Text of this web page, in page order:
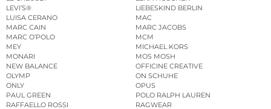
LEVI’S®
LIEBESKIND BERLIN
LUISA CERANO
MAC
MARC CAIN
MARC JACOBS
MARC O’POLO
MCM
MEY
MICHAEL KORS
MONARI
MOS MOSH
NEW BALANCE
OFFICINE CREATIVE
OLYMP
ON SCHUHE
ONLY
OPUS
PAUL GREEN
POLO RALPH LAUREN
RAFFAELLO ROSSI
RAGWEAR